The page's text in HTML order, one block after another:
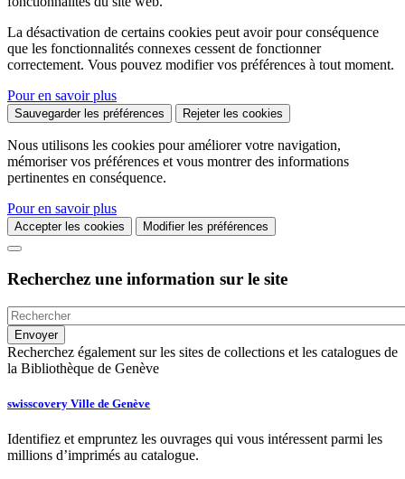
La désactivation de certains cookies peut avoir pour conséquence
que les fonctionnalités connexes cessent de fonctionner
correctement. Vous pouvez modifier vos préférences à tout moment.
Pour en savoir plus
Sauvegarder les préférences Rejeter les cookies
Nous utilisons les cookies pour améliorer votre navigation,
mémoriser vos préférences et vous montrer des informations
pertinentes en conséquence.
Pour en savoir plus
Accepter les cookies Modifier les préférences
Recherchez une information sur le site
Recherchez également sur les sites de collections et les catalogues de
la Bibliothèque de Genève
swisscovery Ville de Genève
Identifiez et empruntez les ouvrages qui vous intéressent parmi les
millions d’imprimés au catalogue.